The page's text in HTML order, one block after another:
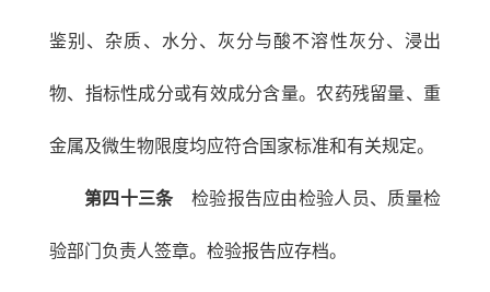
鉴别、杂质、水分、灰分与酸不溶性灰分、浸出
物、指标性成分或有效成分含量。农药残留量、重
金属及微生物限度均应符合国家标准和有关规定。
第四十三条检验报告应由检验人员、质量检
验部门负责人签章。检验报告应存档。